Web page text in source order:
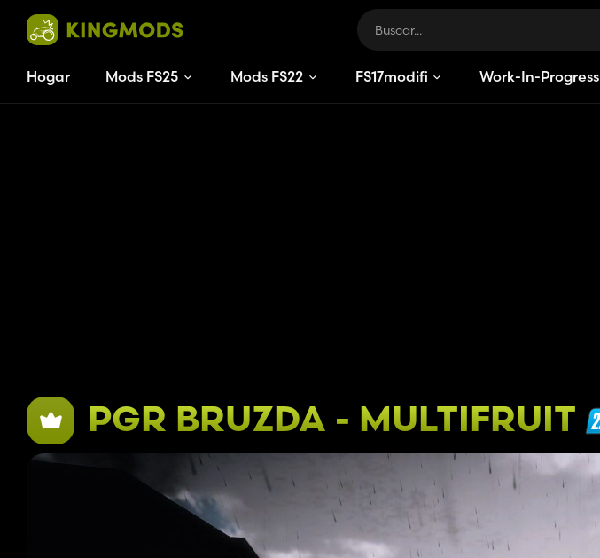
Hogar Mods FS25 Mods FS22 FS17modificacionesWork-In-Progress
PGR BRUZDA - MULTIFRUIT